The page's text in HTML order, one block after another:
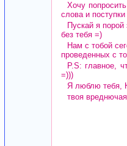
Хочу
слова и
Пускай я
без тебя =)
Нам с тобой
проведенных с
P.S: главное,
=)))
Я люблю тебя,
твоя